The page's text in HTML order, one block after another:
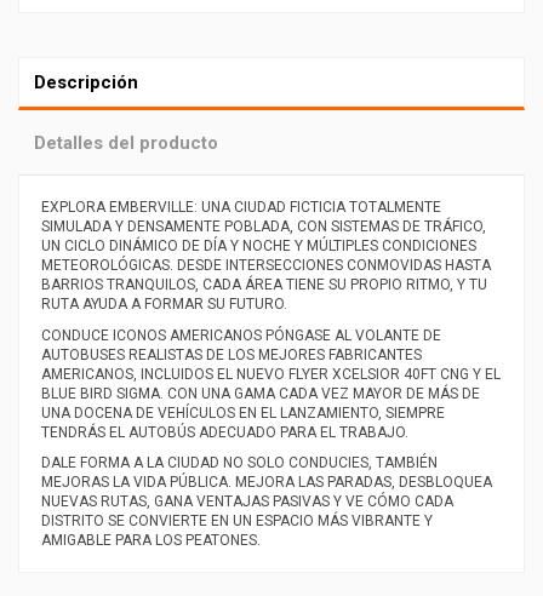
Descripción
Detalles del producto
EXPLORA EMBERVILLE: UNA CIUDAD FICTICIA TOTALMENTE
SIMULADA Y DENSAMENTE POBLADA, CON SISTEMAS DE TRÁFICO,
UN CICLO DINÁMICO DE DÍA Y NOCHE Y MÚLTIPLES CONDICIONES
METEOROLÓGICAS. DESDE INTERSECCIONES CONMOVIDAS HASTA
BARRIOS TRANQUILOS, CADA ÁREA TIENE SU PROPIO RITMO, Y TU
RUTA AYUDA A FORMAR SU FUTURO.
CONDUCE ICONOS AMERICANOS PÓNGASE AL VOLANTE DE
AUTOBUSES REALISTAS DE LOS MEJORES FABRICANTES
AMERICANOS, INCLUIDOS EL NUEVO FLYER XCELSIOR 40FT CNG Y EL
BLUE BIRD SIGMA. CON UNA GAMA CADA VEZ MAYOR DE MÁS DE
UNA DOCENA DE VEHÍCULOS EN EL LANZAMIENTO, SIEMPRE
TENDRÁS EL AUTOBÚS ADECUADO PARA EL TRABAJO.
DALE FORMA A LA CIUDAD NO SOLO CONDUCIES, TAMBIÉN
MEJORAS LA VIDA PÚBLICA. MEJORA LAS PARADAS, DESBLOQUEA
NUEVAS RUTAS, GANA VENTAJAS PASIVAS Y VE CÓMO CADA
DISTRITO SE CONVIERTE EN UN ESPACIO MÁS VIBRANTE Y
AMIGABLE PARA LOS PEATONES.